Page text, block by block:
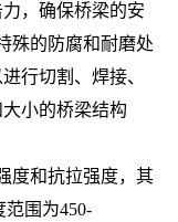
，确保桥梁的安
殊的防腐和耐磨处
行切割、焊接、
小的桥梁结构
和抗拉强度，其
范围为450-